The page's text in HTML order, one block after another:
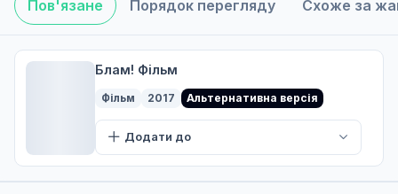
6
24 жовт. 2003
Пов'язане Порядок перегляду Схоже за
Блам! Фільм
Фільм 2017 Альтернативна версія
Додати до